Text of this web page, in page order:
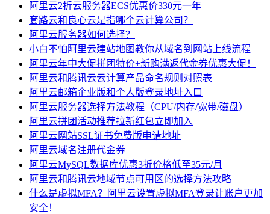
阿里云2折云服务器ECS优惠价330元一年
套路云和良心云是指哪个云计算公司？
阿里云服务器如何选择？
小白不怕阿里云建站地图教你从域名到网站上线流程
阿里云年中大促拼团特价+新购满返代金券优惠大促！
阿里云和腾讯云云计算产品命名规则对照表
阿里云邮箱企业版和个人版登录地址入口
阿里云服务器选择方法教程（CPU/内存/宽带/磁盘）
阿里云拼团活动推荐拉新红包立即加入
阿里云网站SSL证书免费版申请地址
阿里云域名注册代金券
阿里云MySQL数据库优惠3折价格低至35元/月
阿里云和腾讯云地域节点可用区的选择方法攻略
什么是虚拟MFA？阿里云设置虚拟MFA登录让账户更加
安全！